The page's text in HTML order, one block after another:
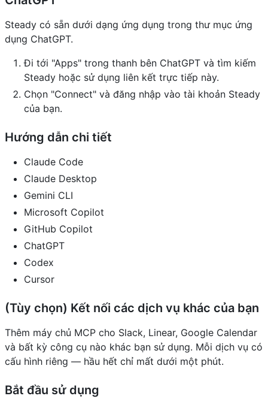
Steady có sẵn dưới dạng ứng dụng trong thư mục ứng
dụng ChatGPT.
Đi tới "Apps" trong thanh bên ChatGPT và tìm kiếm
Steady hoặc sử dụng liên kết trực tiếp này.
Chọn "Connect" và đăng nhập vào tài khoản Steady
của bạn.
Hướng dẫn chi tiết
Claude Code
Claude Desktop
Gemini CLI
Microsoft Copilot
GitHub Copilot
ChatGPT
Codex
Cursor
(Tùy chọn) Kết nối các dịch vụ khác của bạn
Thêm máy chủ MCP cho Slack, Linear, Google Calendar
và bất kỳ công cụ nào khác bạn sử dụng. Mỗi dịch vụ có
cấu hình riêng — hầu hết chỉ mất dưới một phút.
Bắt đầu sử dụng